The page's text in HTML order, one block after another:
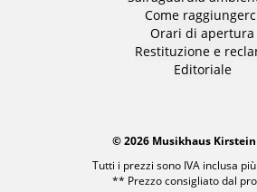
Come
Orari di apertura
Restituzione e
Editoriale
© 2026 Musikhaus
Tutti i prezzi sono IVA inclusa più
** Prezzo consigliato dal